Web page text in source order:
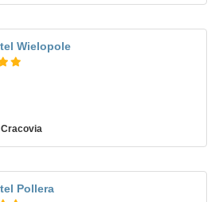
Wielopole
Cracovia
Pollera